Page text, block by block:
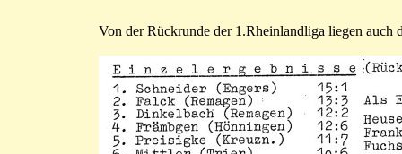
Von der Rückrunde der 1.Rheinlandliga liegen auch